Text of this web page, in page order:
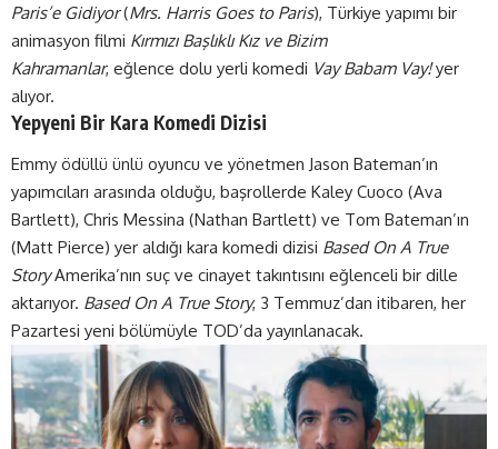
Paris’e Gidiyor(Mrs. Harris Goes to Paris), Türkiye yapımı bir
animasyon filmi Kırmızı Başlıklı Kız ve Bizim
Kahramanlar, eğlence dolu yerli komedi Vay Babam Vay!yer
alıyor.
Yepyeni Bir Kara Komedi Dizisi
Emmy ödüllü ünlü oyuncu ve yönetmen Jason Bateman’ın
yapımcıları arasında olduğu, başrollerde Kaley Cuoco (Ava
Bartlett), Chris Messina (Nathan Bartlett) ve Tom Bateman’ın
(Matt Pierce) yer aldığı kara komedi dizisi Based On A True
StoryAmerika’nın suç ve cinayet takıntısını eğlenceli bir dille
aktarıyor. Based On A True Story, 3 Temmuz’dan itibaren, her
Pazartesi yeni bölümüyle TOD’da yayınlanacak.